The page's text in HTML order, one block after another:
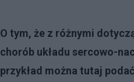
O tym, że z różnymi
chorób układu sercowo-
przykład można tutaj